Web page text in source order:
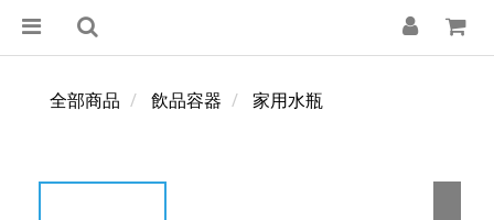
全部商品 飲品容器 家用水瓶